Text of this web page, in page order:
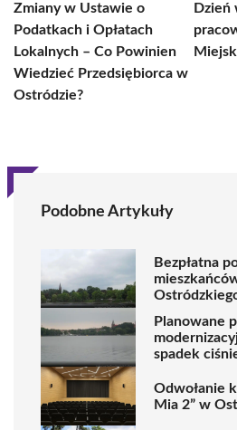
Zmiany w Ustawie o
Podatkach i Opłatach
Lokalnych – Co Powinien
Wiedzieć Przedsiębiorca w
Ostródzie?
Dzień
Podobne Artykuły
Bezpłatna
Planowane
spadek
Odwołanie
Mia 2” w